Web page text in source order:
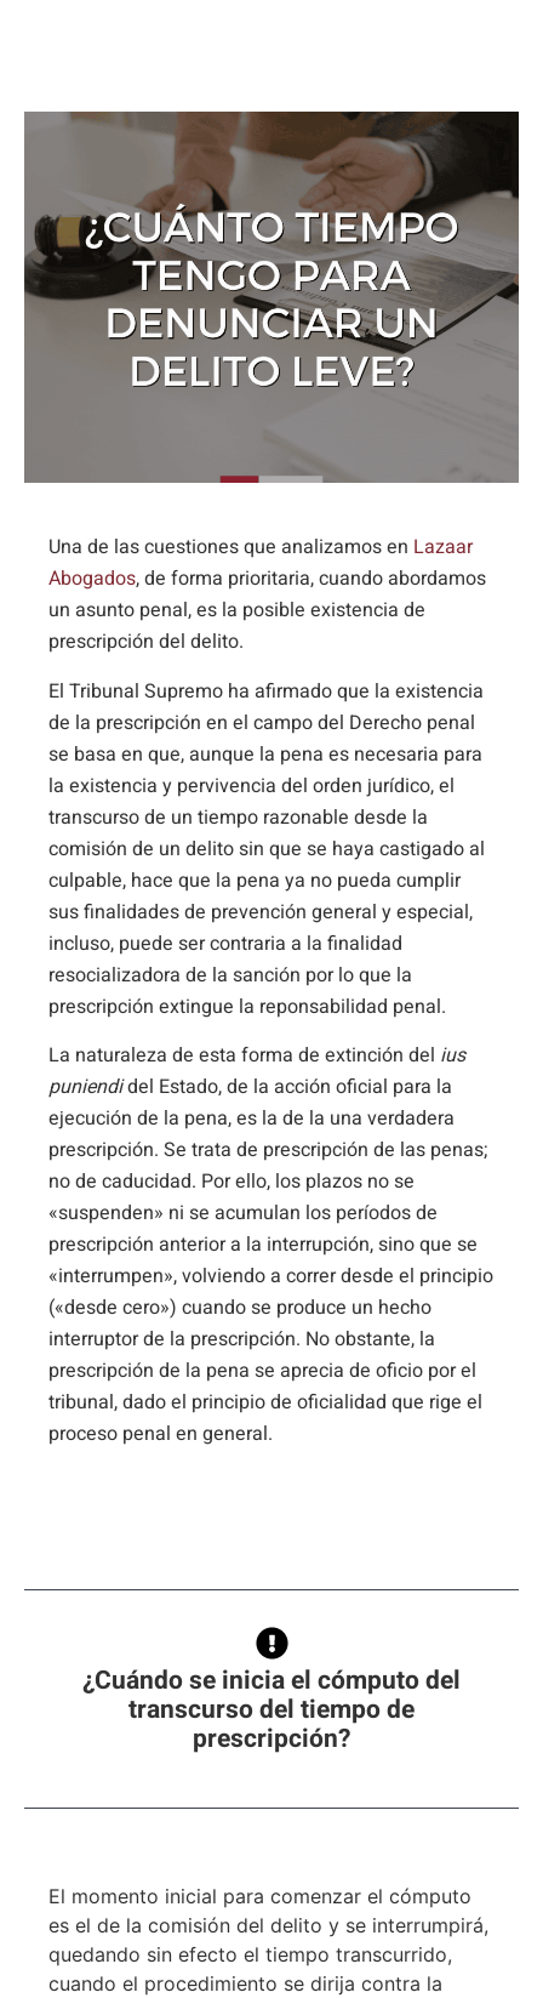
Una de las cuestiones que analizamos en Lazaar
Abogados, de forma prioritaria, cuando abordamos
un asunto penal, es la posible existencia de
prescripción del delito.
El Tribunal Supremo ha afirmado que la existencia
de la prescripción en el campo del Derecho penal
se basa en que, aunque la pena es necesaria para
la existencia y pervivencia del orden jurídico, el
transcurso de un tiempo razonable desde la
comisión de un delito sin que se haya castigado al
culpable, hace que la pena ya no pueda cumplir
sus finalidades de prevención general y especial,
incluso, puede ser contraria a la finalidad
resocializadora de la sanción por lo que la
prescripción extingue la reponsabilidad penal.
La naturaleza de esta forma de extinción del ius
puniendidel Estado, de la acción oficial para la
ejecución de la pena, es la de la una verdadera
prescripción. Se trata de prescripción de las penas;
no de caducidad. Por ello, los plazos no se
«suspenden» ni se acumulan los períodos de
prescripción anterior a la interrupción, sino que se
«interrumpen», volviendo a correr desde el principio
(«desde cero») cuando se produce un hecho
interruptor de la prescripción. No obstante, la
prescripción de la pena se aprecia de oficio por el
tribunal, dado el principio de oficialidad que rige el
proceso penal en general.
¿Cuándo se inicia el cómputo del
transcurso del tiempo de
prescripción?
El momento inicial para comenzar el cómputo
es el de la comisión del delito y se interrumpirá,
quedando sin efecto el tiempo transcurrido,
cuando el procedimiento se dirija contra la